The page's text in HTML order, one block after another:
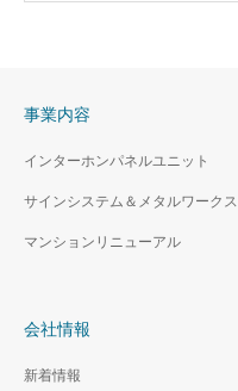
事業内容
インターホンパネルユニット
サインシステム＆メタルワークス
マンションリニューアル
会社情報
新着情報